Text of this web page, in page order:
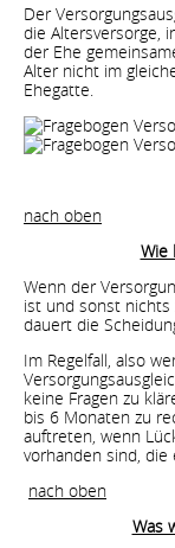
Der
die Altersversorge,
der Ehe
Alter nicht im
Ehegatte.
nach oben
Wie
Wenn der
ist und sonst nichts
dauert die
Im Regelfall, also
keine Fragen zu
bis 6 Monaten zu
auftreten, wenn
vorhanden sind,
nach oben
Was